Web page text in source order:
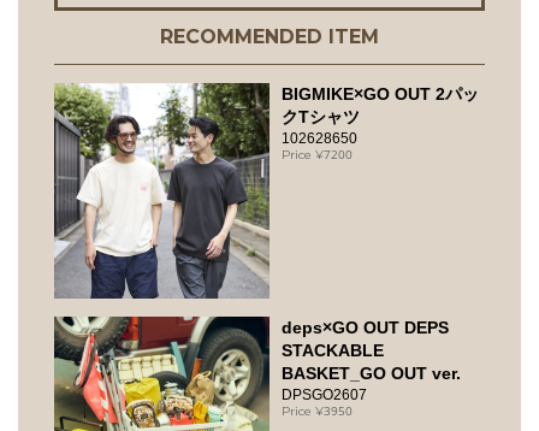
RECOMMENDED ITEM
BIGMIKE×GO OUT 2パッ
クTシャツ
102628650
7200
deps×GO OUT DEPS
STACKABLE
BASKET_GO OUT ver.
DPSGO2607
3950